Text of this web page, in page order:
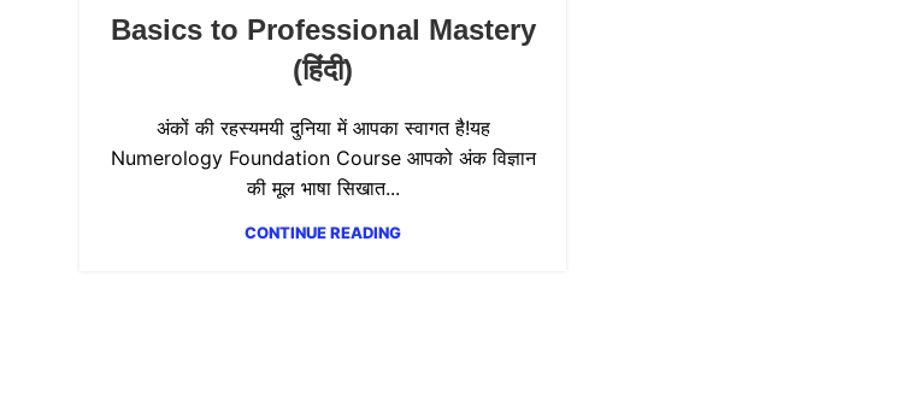
Basics to Professional Mastery
(हिंदी)
अंकों की रहस्यमयी दुनिया में आपका स्वागत है!यह
Numerology Foundation Course आपको अंक विज्ञान
की मूल भाषा सिखात...
CONTINUE READING